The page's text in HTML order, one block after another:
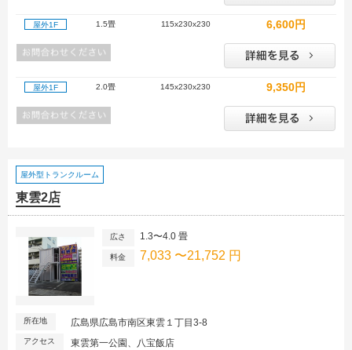
屋外1F 1.5畳 115x230x230 6,600円
屋外1F 2.0畳 145x230x230 9,350円
屋外型トランクルーム
東雲2店
広さ 1.3〜4.0 畳
料金 7,033 〜21,752 円
所在地 広島県広島市南区東雲１丁目3-8
アクセス 東雲第一公園、八宝飯店